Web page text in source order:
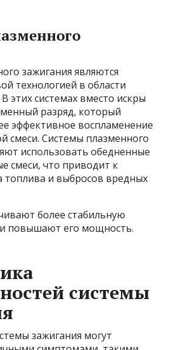
зажигания являются
технологией в области
этих системах вместо искры
разряд, который
эффективное воспламенение
смеси. Системы плазменного
использовать обедненные
смеси, что приводит к
топлива и выбросов вредных
более стабильную
и повышают его мощность.
системы
зажигания могут